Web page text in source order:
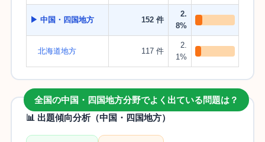
▶ 中国・四国地方 152 件
2.
8%
北海道地方 117 件
2.
1%
全国の中国・四国地方分野でよく出ている問題は？
📊 出題傾向分析（中国・四国地方）